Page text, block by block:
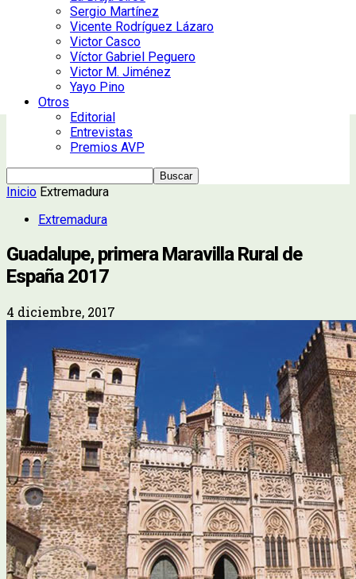
Sergio Martínez
Vicente Rodríguez Lázaro
Victor Casco
Víctor Gabriel Peguero
Victor M. Jiménez
Yayo Pino
Otros
Editorial
Entrevistas
Premios AVP
Inicio Extremadura
Extremadura
Guadalupe, primera Maravilla Rural de
España 2017
4 diciembre, 2017